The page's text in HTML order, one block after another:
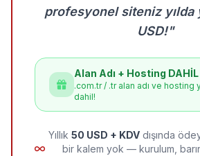
profesyonel siteniz yılda
USD!"
Alan Adı + Hosting DAHİL
.com.tr / .tr alan adı ve hosting
dahil!
Yıllık 50 USD + KDV dışında
bir kalem yok — kurulum,